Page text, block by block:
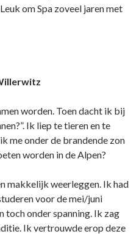
om Spa zoveel jaren met
worden. Toen dacht ik bij
Ik liep te tieren en te
me onder de brandende zon
worden in de Alpen?
makkelijk weerleggen. Ik had
voor de mei/juni
toch onder spanning. Ik zag
Ik vertrouwde erop deze